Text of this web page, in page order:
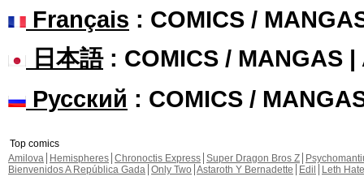
Français : COMICS /
日本語: COMICS / MANGAS |
Русский : COMICS /
Top comics
Amilova
Hemispheres Chronoctis Express Super Dragon Bros Z
Bienvenidos A República Gada Only Two Astaroth Y Bernadette Edil
Leth Hate